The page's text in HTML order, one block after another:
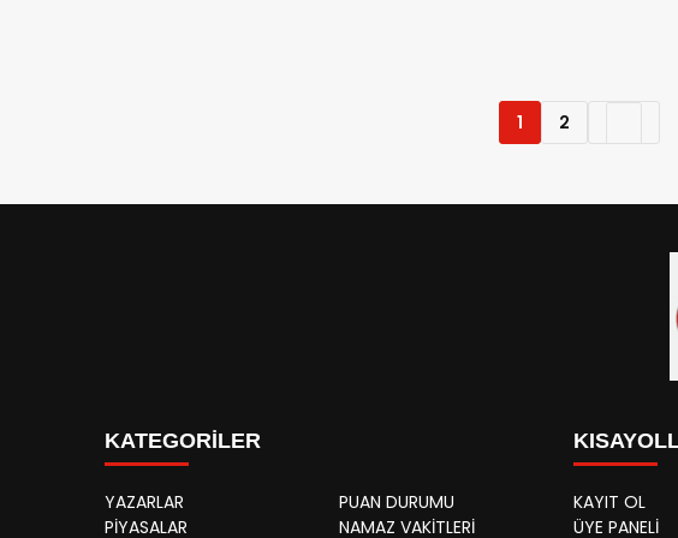
1 2
KATEGORİLER
YAZARLAR
PUAN DURUMU
PİYASALAR
NAMAZ VAKİTLERİ
KAYIT OL
ÜYE PANELİ